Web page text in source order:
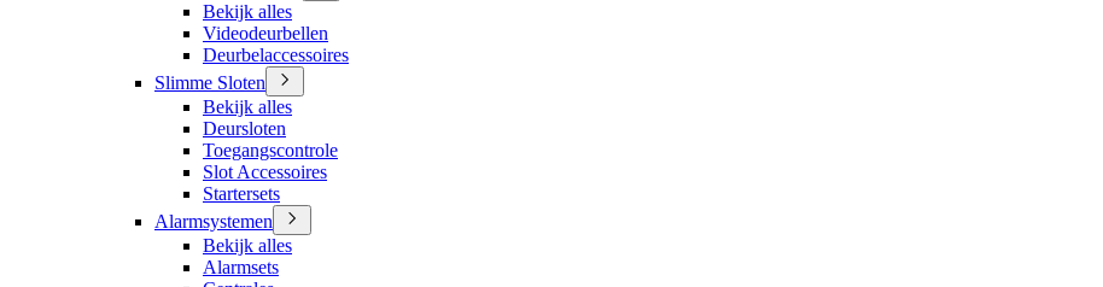
Bekijk alles
Videodeurbellen
Deurbelaccessoires
Slimme Sloten
Bekijk alles
Deursloten
Toegangscontrole
Slot Accessoires
Startersets
Alarmsystemen
Bekijk alles
Alarmsets